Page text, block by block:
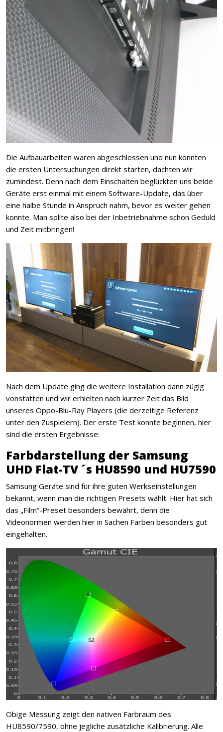
Die Aufbauarbeiten waren abgeschlossen und nun konnten
die ersten Untersuchungen direkt starten, dachten wir
zumindest. Denn nach dem Einschalten beglückten uns beide
Geräte erst einmal mit einem Software-Update, das über
eine halbe Stunde in Anspruch nahm, bevor es weiter gehen
konnte. Man sollte also bei der Inbetriebnahme schon Geduld
und Zeit mitbringen!
Nach dem Update ging die weitere Installation dann zügig
vonstatten und wir erhielten nach kurzer Zeit das Bild
unseres Oppo-Blu-Ray Players (die derzeitige Referenz
unter den Zuspielern). Der erste Test konnte beginnen, hier
sind die ersten Ergebnisse:
Farbdarstellung der Samsung
UHD Flat-TV ´s HU8590 und HU7590
Samsung Geräte sind für ihre guten Werkseinstellungen
bekannt, wenn man die richtigen Presets wählt. Hier hat sich
das „Film“-Preset besonders bewährt, denn die
Videonormen werden hier in Sachen Farben besonders gut
eingehalten.
Obige Messung zeigt den nativen Farbraum des
HU8590/7590, ohne jegliche zusätzliche Kalibrierung. Alle